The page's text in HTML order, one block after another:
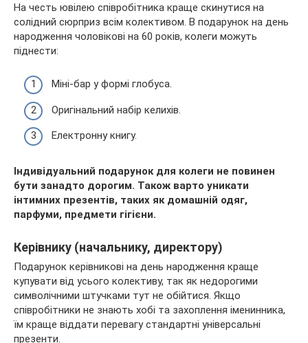
На честь ювілею співробітника краще скинутися на
солідний сюрприз всім колективом. В подарунок на день
народження чоловікові на 60 років, колеги можуть
піднести:
Міні-бар у формі глобуса.
Оригінальний набір келихів.
Електронну книгу.
Індивідуальний подарунок для колеги не повинен
бути занадто дорогим. Також варто уникати
інтимних презентів, таких як домашній одяг,
парфуми, предмети гігієни.
Керівнику (начальнику, директору)
Подарунок керівникові на день народження краще
купувати від усього колективу, так як недорогими
символічними штучками тут не обійтися. Якщо
співробітники не знають хобі та захоплення іменинника,
їм краще віддати перевагу стандартні універсальні
презенти.